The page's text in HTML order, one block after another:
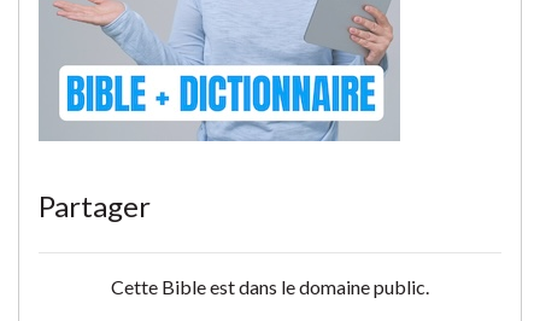
Partager
Cette Bible est dans le domaine public.